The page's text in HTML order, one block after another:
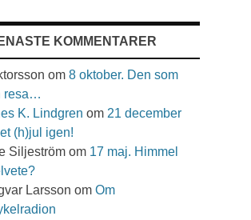
KOMMENTARER
om 8 oktober. Den som
resa…
K. Lindgren om 21 december
(h)jul igen!
Siljeström om 17 maj. Himmel
Larsson om Om